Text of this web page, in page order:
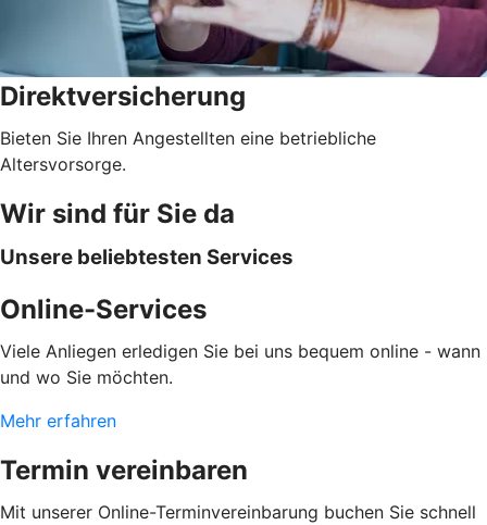
Direktversicherung
Bieten Sie Ihren Angestellten eine betriebliche
Altersvorsorge.
Wir sind für Sie da
Unsere beliebtesten Services
Online-Services
Viele Anliegen erledigen Sie bei uns bequem online - wann
und wo Sie möchten.
Mehr erfahren
Termin vereinbaren
Mit unserer Online-Terminvereinbarung buchen Sie schnell